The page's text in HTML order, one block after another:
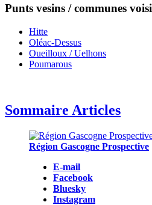
Punts vesins / communes
Hitte
Oléac-Dessus
Oueilloux / Uelhons
Poumarous
Sommaire Articles
Région Gascogne Prospective
E-mail
Facebook
Bluesky
Instagram